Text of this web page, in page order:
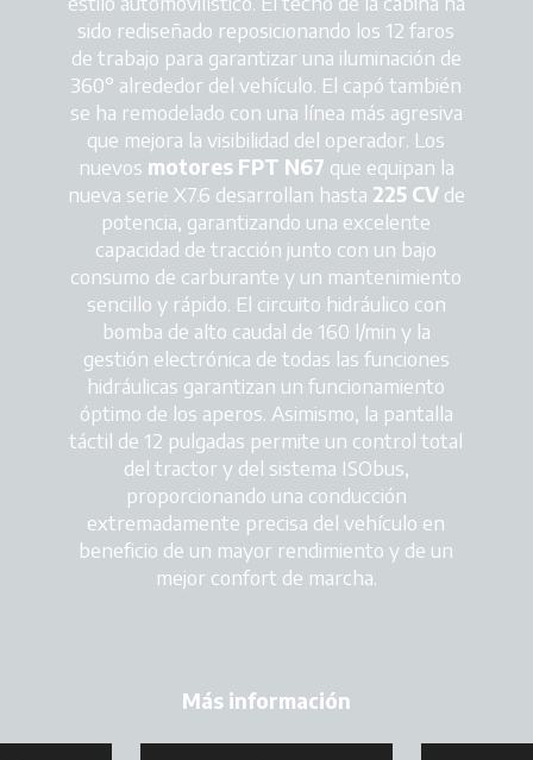
sido rediseñado reposicionando los 12 faros
de trabajo para garantizar una iluminación de
360° alrededor del vehículo. El capó también
se ha remodelado con una línea más agresiva
que mejora la visibilidad del operador. Los
nuevos motores FPT N67 que equipan la
nueva serie X7.6 desarrollan hasta 225 CVde
potencia, garantizando una excelente
capacidad de tracción junto con un bajo
consumo de carburante y un mantenimiento
sencillo y rápido. El circuito hidráulico con
bomba de alto caudal de 160 l/min y la
gestión electrónica de todas las funciones
hidráulicas garantizan un funcionamiento
óptimo de los aperos. Asimismo, la pantalla
táctil de 12 pulgadas permite un control total
del tractor y del sistema ISObus,
proporcionando una conducción
extremadamente precisa del vehículo en
beneficio de un mayor rendimiento y de un
mejor confort de marcha.
Más información